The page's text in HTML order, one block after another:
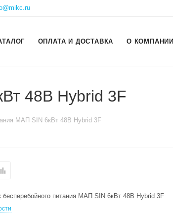
ОПЛАТА И ДОСТАВКА О КОМПАНИИ
48В Hybrid 3F
МАП SIN 6кВт 48В Hybrid 3F
бесперебойного питания МАП SIN 6кВт 48В Hybrid 3F